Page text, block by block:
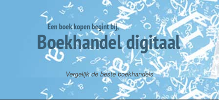
Vergelijk de beste boekhandels